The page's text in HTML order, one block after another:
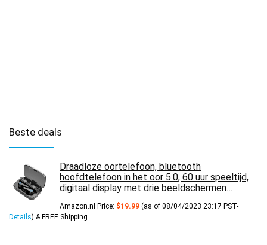
Beste deals
Draadloze oortelefoon, bluetooth
hoofdtelefoon in het oor 5.0, 60 uur speeltijd,
digitaal display met drie beeldschermen…
Amazon.nl Price: $19.99 (as of 08/04/2023 23:17 PST-
Details) & FREE Shipping.